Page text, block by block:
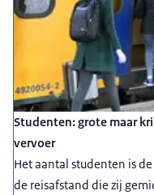
Studenten: grote maar
vervoer
Het aantal studenten is
de reisafstand die zij